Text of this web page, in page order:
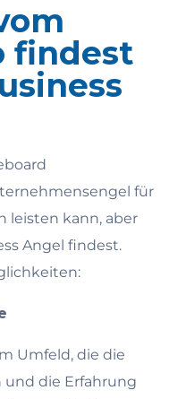
findest
für
leisten kann, aber
Angel findest.
Umfeld, die die
die Erfahrung